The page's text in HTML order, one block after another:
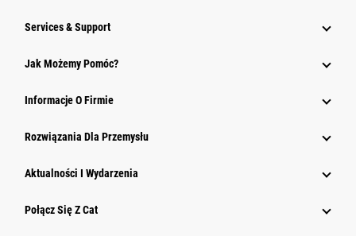
Services & Support
Jak Możemy Pomóc?
Informacje O Firmie
Rozwiązania Dla Przemysłu
Aktualności I Wydarzenia
Połącz Się Z Cat